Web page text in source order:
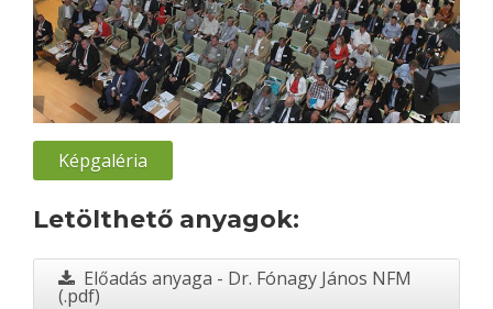
Képgaléria
Letölthető anyagok:
Előadás anyaga - Dr. Fónagy János NFM
(.pdf)